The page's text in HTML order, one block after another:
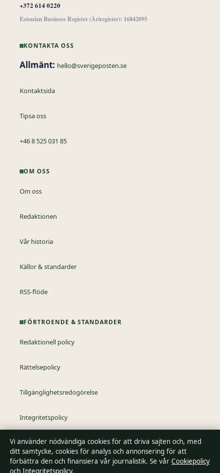
+372 614 0220
Estonian Business Register (Äriregister): 16842095
KONTAKTA OSS
Allmänt: hello@sverigeposten.se
Kontaktsida
Tipsa oss
+46 8 525 031 85
OM OSS
Om oss
Redaktionen
Vår historia
Källor & standarder
RSS-flöde
FÖRTROENDE & STANDARDER
Redaktionell policy
Rättelsepolicy
Tillgänglighetsredogörelse
Integritetspolicy
Kändisar & integritet
Vi använder nödvändiga cookies för att driva sajten och, med
ditt samtycke, cookies för analys och annonsering för att
förbättra den och finansiera vår journalistik. Se vår Cookiepolicy
och Integritetspolicy.